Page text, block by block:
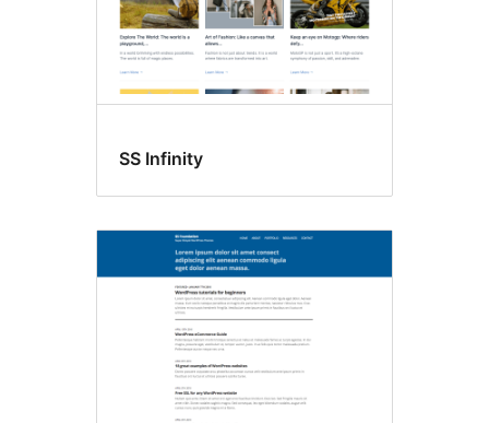
SS Infinity